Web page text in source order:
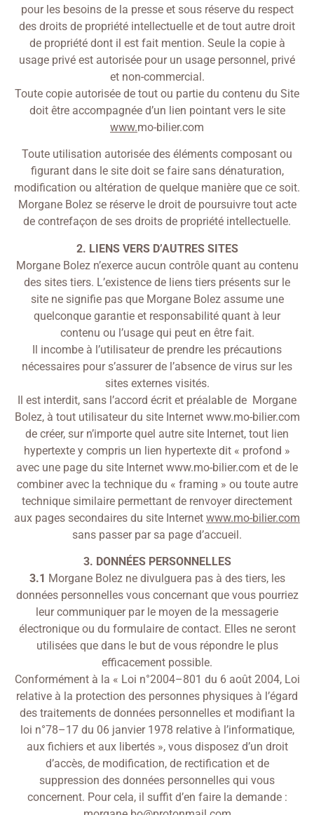
pour les besoins de la presse et sous réserve du respect
des droits de propriété intellectuelle et de tout autre droit
de propriété dont il est fait mention. Seule la copie à
usage privé est autorisée pour un usage personnel, privé
et non-commercial.
Toute copie autorisée de tout ou partie du contenu du Site
doit être accompagnée d’un lien pointant vers le site
www.mo-bilier.com
Toute utilisation autorisée des éléments composant ou
figurant dans le site doit se faire sans dénaturation,
modification ou altération de quelque manière que ce soit.
Morgane Bolez se réserve le droit de poursuivre tout acte
de contrefaçon de ses droits de propriété intellectuelle.
2. LIENS VERS D’AUTRES SITES
Morgane Bolez n’exerce aucun contrôle quant au contenu
des sites tiers. L’existence de liens tiers présents sur le
site ne signifie pas que Morgane Bolez assume une
quelconque garantie et responsabilité quant à leur
contenu ou l’usage qui peut en être fait.
Il incombe à l’utilisateur de prendre les précautions
nécessaires pour s’assurer de l’absence de virus sur les
sites externes visités.
Il est interdit, sans l’accord écrit et préalable de Morgane
Bolez, à tout utilisateur du site Internet www.mo-bilier.com
de créer, sur n’importe quel autre site Internet, tout lien
hypertexte y compris un lien hypertexte dit « profond »
avec une page du site Internet www.mo-bilier.com et de le
combiner avec la technique du « framing » ou toute autre
technique similaire permettant de renvoyer directement
aux pages secondaires du site Internet www.mo-bilier.com
sans passer par sa page d’accueil.
3. DONNÉES PERSONNELLES
3.1 Morgane Bolez ne divulguera pas à des tiers, les
données personnelles vous concernant que vous pourriez
leur communiquer par le moyen de la messagerie
électronique ou du formulaire de contact. Elles ne seront
utilisées que dans le but de vous répondre le plus
efficacement possible.
Conformément à la « Loi n°2004–801 du 6 août 2004, Loi
relative à la protection des personnes physiques à l’égard
des traitements de données personnelles et modifiant la
loi n°78–17 du 06 janvier 1978 relative à l’informatique,
aux fichiers et aux libertés », vous disposez d’un droit
d’accès, de modification, de rectification et de
suppression des données personnelles qui vous
concernent. Pour cela, il suffit d’en faire la demande :